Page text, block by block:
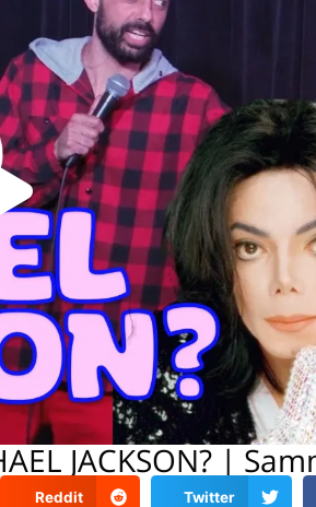
JACKSON? |
Twitter
Reddit